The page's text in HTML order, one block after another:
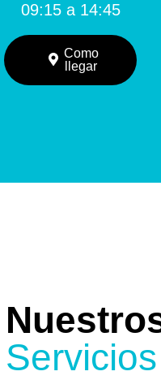
09:15 a 14:45
Como
llegar
Servicios